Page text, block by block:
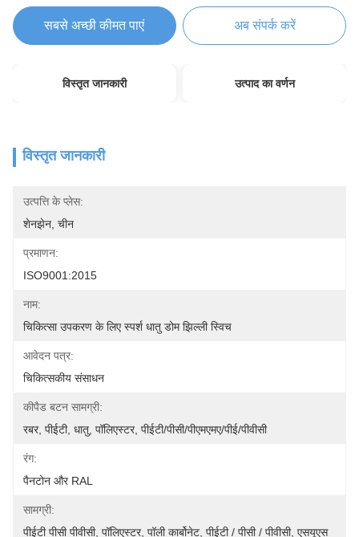
सबसे अच्छी कीमत पाएं अब संपर्क करें
विस्तृत जानकारी उत्पाद का वर्णन
विस्तृत जानकारी
उत्पत्ति के प्लेस:
शेनझेन, चीन
प्रमाणन:
ISO9001:2015
नाम:
चिकित्सा उपकरण के लिए स्पर्श धातु डोम झिल्ली स्विच
आवेदन पत्र:
चिकित्सकीय संसाधन
कीपैड बटन सामग्री:
रबर, पीईटी, धातु, पॉलिएस्टर, पीईटी/पीसी/पीएमएमए/पीई/पीवीसी
रंग:
पैनटोन और RAL
सामग्री:
पीईटी पीसी पीवीसी, पॉलिएस्टर, पॉली कार्बोनेट, पीईटी / पीसी / पीवीसी, एसयूएस